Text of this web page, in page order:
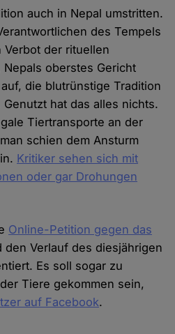
auch in Nepal umstritten.
des Tempels
Verbot der rituellen
oberstes Gericht
die blutrünstige Tradition
hat das alles nichts.
Tiertransporte an der
schien dem Ansturm
Kritiker sehen sich mit
oder gar Drohungen
Online-Petition gegen das
den Verlauf des diesjährigen
Es soll sogar zu
Tiere gekommen sein,
auf Facebook.